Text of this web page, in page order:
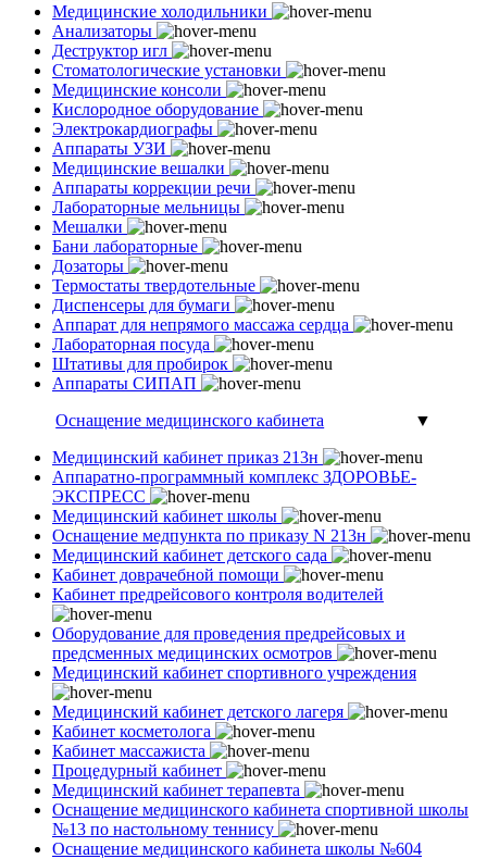
Медицинские холодильники
Анализаторы
Деструктор игл
Стоматологические установки
Медицинские консоли
Кислородное оборудование
Электрокардиографы
Аппараты УЗИ
Медицинские вешалки
Аппараты коррекции речи
Лабораторные мельницы
Мешалки
Бани лабораторные
Дозаторы
Термостаты твердотельные
Диспенсеры для бумаги
Аппарат для непрямого массажа сердца
Лабораторная посуда
Штативы для пробирок
Аппараты СИПАП
Оснащение медицинского кабинета
▼
Медицинский кабинет приказ 213н
Аппаратно-программный комплекс ЗДОРОВЬЕ-
ЭКСПРЕСС
Медицинский кабинет школы
Оснащение медпункта по приказу N 213н
Медицинский кабинет детского сада
Кабинет доврачебной помощи
Кабинет предрейсового контроля водителей
Оборудование для проведения предрейсовых и
предсменных медицинских осмотров
Медицинский кабинет спортивного учреждения
Медицинский кабинет детского лагеря
Кабинет косметолога
Кабинет массажиста
Процедурный кабинет
Медицинский кабинет терапевта
Оснащение медицинского кабинета спортивной школы
№13 по настольному теннису
Оснащение медицинского кабинета школы №604